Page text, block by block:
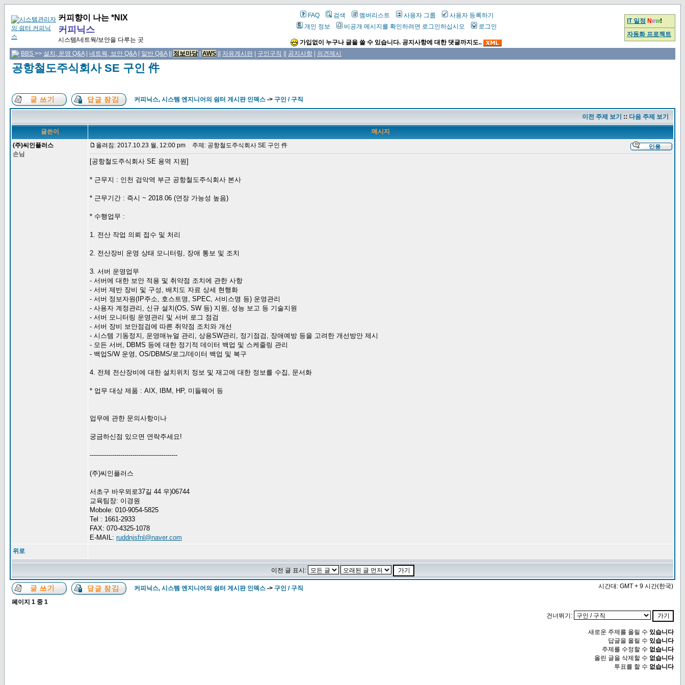
커피향이 나는 *NIX
커피닉스
시스템/네트웍/보안을 다루는 곳
FAQ 검색 멤버리스트 사용자 그룹
사용자 등록하기
개인 정보
비공개 메시지를 확인하려면 로그인하십시오 로그인
가입없이 누구나 글을 쓸 수 있습니다. 공지사항에 대한 댓글까지도..
IT 일정 New!
자동화 프로젝트
BBS >> 설치, 운영 Q&A| 네트웍, 보안 Q&A| 일반 Q&A|| 정보마당| AWS 자유게시판 구인구직 공지사항 의견제시
공항철도주식회사 SE 구인 件
커피닉스, 시스템 엔지니어의 쉼터 게시판 인덱스 -> 구인 / 구직
이전 주제 보기 :: 다음 주제 보기
글쓴이
메시지
(주)씨인플러스
손님
올려짐: 2017.10.23 월, 12:00 pm 주제: 공항철도주식회사 SE 구인 件
[공항철도주식회사 SE 용역 지원]
* 근무지 : 인천 검악역 부근 공항철도주식회사 본사
* 근무기간 : 즉시 ~ 2018.06 (연장 가능성 높음)
* 수행업무 :
1. 전산 작업 의뢰 접수 및 처리
2. 전산장비 운영 상태 모니터링, 장애 통보 및 조치
3. 서버 운영업무
- 서버에 대한 보안 적용 및 취약점 조치에 관한 사항
- 서버 제반 장비 및 구성, 배치도 자료 상세 현행화
- 서버 정보자원(IP주소, 호스트명, SPEC, 서비스명 등) 운영관리
- 사용자 계정관리, 신규 설치(OS, SW 등) 지원, 성능 보고 등 기술지원
- 서버 모니터링 운영관리 및 서버 로그 점검
- 서버 장비 보안점검에 따른 취약점 조치와 개선
- 시스템 기동정지, 운영매뉴얼 관리, 상용SW관리, 정기점검, 장애예방 등을 고려한 개선방안 제시
- 모든 서버, DBMS 등에 대한 정기적 데이터 백업 및 스케줄링 관리
- 백업S/W 운영, OS/DBMS/로그/데이터 백업 및 복구
4. 전체 전산장비에 대한 설치위치 정보 및 재고에 대한 정보를 수집, 문서화
* 업무 대상 제품 : AIX, IBM, HP, 미들웨어 등
업무에 관한 문의사항이나
궁금하신점 있으면 연락주세요!
-------------------------------------------
(주)씨인플러스
서초구 바우뫼로37길 44 우)06744
교육팀장: 이경원
Mobole: 010-9054-5825
Tel : 1661-2933
FAX: 070-4325-1078
E-MAIL: ruddnjsfnl@naver.com
위로
이전 글 표시:
커피닉스, 시스템 엔지니어의 쉼터 게시판 인덱스 -> 구인 / 구직 시간대: GMT + 9 시간(한국)
페이지 1 중 1
건너뛰기:
새로운 주제를 올릴 수 있습니다
답글을 올릴 수 있습니다
주제를 수정할 수 없습니다
올린 글을 삭제할 수 없습니다
투표를 할 수 없습니다